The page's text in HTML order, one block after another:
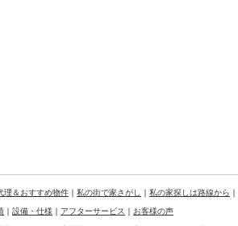
理＆おすすめ物件 ｜ 私の街で家さがし ｜ 私の家探しは路線から
｜ 設備・仕様 ｜ アフターサービス ｜ お客様の声